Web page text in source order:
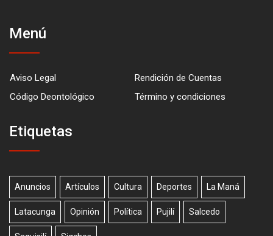
Menú
Aviso Legal
Rendición de Cuentas
Código Deontológico
Término y condiciones
Etiquetas
Anuncios Artículos Cultura Deportes La Maná
Latacunga Opinión Política Pujilí Salcedo